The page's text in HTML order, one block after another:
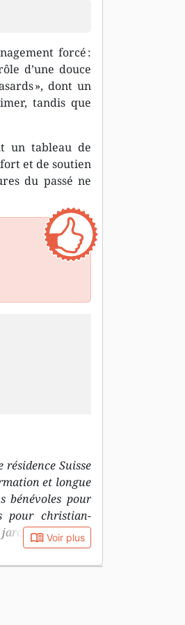
forcé :
d’une douce
», dont un
tandis que
un tableau de
et de soutien
du passé ne
Suisse
et longue
bénévoles pour
pour christian-
piano,
ce que la vie en
donne un happy
book_open Voir plus